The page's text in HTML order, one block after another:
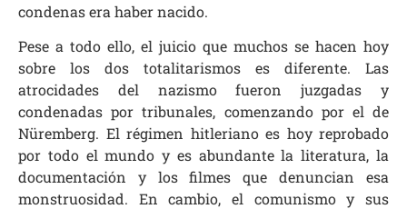
condenas era haber nacido.
Pese a todo ello, el juicio que muchos se hacen hoy
sobre los dos totalitarismos es diferente. Las
atrocidades del nazismo fueron juzgadas y
condenadas por tribunales, comenzando por el de
Nüremberg. El régimen hitleriano es hoy reprobado
por todo el mundo y es abundante la literatura, la
documentación y los filmes que denuncian esa
monstruosidad. En cambio, el comunismo y sus